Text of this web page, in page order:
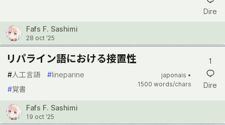
Dire
Fafs F. Sashimi
28 oct '25
リパライン語における接置性
#人工言語 #lineparine
#覚書
japonais •
1500 words/chars
1
Dire
Fafs F. Sashimi
19 oct '25